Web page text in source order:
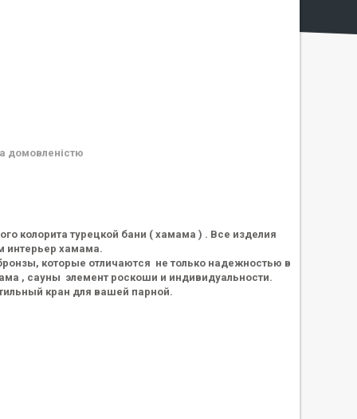
домовленістю
колорита турецкой бани ( хамама ) . Все изделия
интерьер хамама.
которые отличаются не только надежностью в
, сауны элемент роскоши и индивидуальности.
кран для вашей парной.